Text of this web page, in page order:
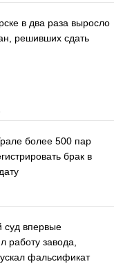
в два раза выросло
решивших сдать
более 500 пар
брак в
суд впервые
работу завода,
фальсификат